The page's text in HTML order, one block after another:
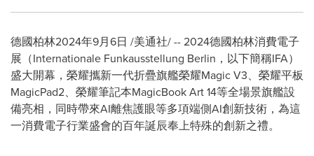
德國柏林2024年9月6日 /美通社/ -- 2024德國柏林消費電子
展（Internationale Funkausstellung Berlin，以下簡稱IFA）
盛大開幕，榮耀攜新一代折疊旗艦榮耀Magic V3、榮耀平板
MagicPad2、榮耀筆記本MagicBook Art 14等全場景旗艦設
備亮相，同時帶來AI離焦護眼等多項端側AI創新技術，為這
一消費電子行業盛會的百年誕辰奉上特殊的創新之禮。